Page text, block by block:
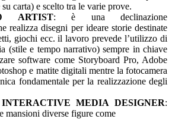
carta) e scelto tra le varie prove.
ARTIST: è una declinazione
realizza disegni per ideare storie destinate
giochi ecc. il lavoro prevede l’utilizzo di
(stile e tempo narrativo) sempre in chiave
software come Storyboard Pro, Adobe
e matite digitali mentre la fotocamera
fondamentale per la realizzazione degli
MEDIA DESIGNER:
mansioni diverse figure come